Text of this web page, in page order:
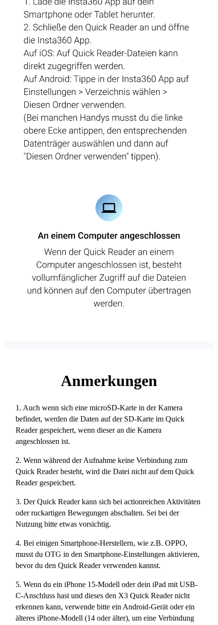
Anmerkungen
1. Auch wenn sich eine microSD-Karte in der Kamera
befindet, werden die Daten auf der SD-Karte im Quick
Reader gespeichert, wenn dieser an die Kamera
angeschlossen ist.
2. Wenn während der Aufnahme keine Verbindung zum
Quick Reader besteht, wird die Datei nicht auf dem Quick
Reader gespeichert.
3. Der Quick Reader kann sich bei actionreichen Aktivitäten
oder ruckartigen Bewegungen abschalten. Sei bei der
Nutzung bitte etwas vorsichtig.
4. Bei einigen Smartphone-Herstellern, wie z.B. OPPO,
musst du OTG in den Smartphone-Einstellungen aktivieren,
bevor du den Quick Reader verwenden kannst.
5. Wenn du ein iPhone 15-Modell oder dein iPad mit USB-
C-Anschluss hast und dieses den X3 Quick Reader nicht
erkennen kann, verwende bitte ein Android-Gerät oder ein
älteres iPhone-Modell (14 oder älter), um eine Verbindung